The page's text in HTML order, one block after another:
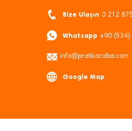
Bize Ulaşın 0 212
Whatsapp +90 (534)
info@pratikaraba.com
Google Map